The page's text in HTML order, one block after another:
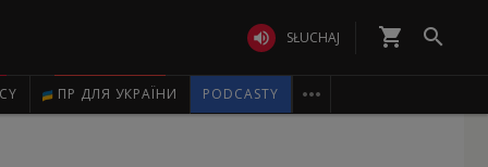
 SŁUCHAJ shopping_cart 
ПР ДЛЯ УКРАЇНИ PODCASTY 